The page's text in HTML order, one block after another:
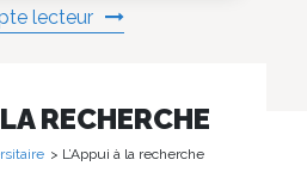
lecteur
RECHERCHE
> L’Appui à la recherche